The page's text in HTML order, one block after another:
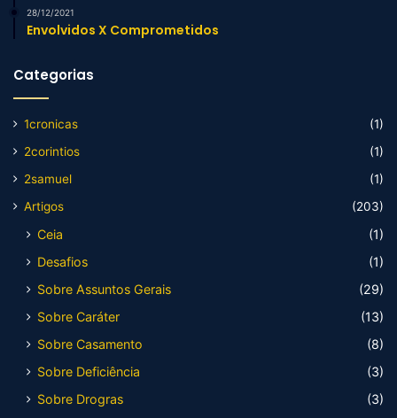
28/12/2021
Envolvidos X Comprometidos
Categorias
1cronicas
(1)
2corintios
(1)
2samuel
(1)
Artigos
(203)
Ceia
(1)
Desafios
(1)
Sobre Assuntos Gerais
(29)
Sobre Caráter
(13)
Sobre Casamento
(8)
Sobre Deficiência
(3)
Sobre Drogras
(3)